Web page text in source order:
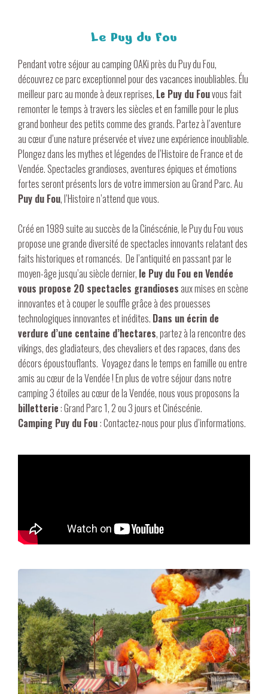
Le Puy du Fou
Pendant votreséjour au camping OAKi près du Puy du Fou,
découvrez ce parc exceptionnel pour des vacances inoubliables. Élu
meilleur parc au monde à deux reprises, Le Puy du Fouvous fait
remonter le temps à travers les siècles et en famille pour le plus
grand bonheur des petits comme des grands. Partez à l’aventure
au cœur d’une nature préservée et vivez une expérience inoubliable.
Plongez dans les mythes et légendes de l’Histoire de France et de
Vendée. Spectacles grandioses, aventures épiques et émotions
fortes seront présents lors de votre immersion au Grand Parc. Au
Puy du Fou, l’Histoire n’attend que vous.
Créé en 1989 suite ausuccès de la Cinéscénie, le Puy du Fouvous
propose une grande diversité de spectacles innovants relatant des
faits historiques et romancés. De l’antiquité en passant par le
moyen-âge jusqu’au siècle dernier, le Puy du Fou en Vendée
vous propose 20 spectacles grandioses aux mises en scène
innovantes et à couper le souffle grâce à des prouesses
technologiques innovantes et inédites. Dans un écrin de
verdure d’une centaine d’hectares, partez à la rencontre des
vikings, des gladiateurs, des chevaliers et des rapaces, dans des
décors époustouflants. Voyagez dans le temps en famille ou entre
amis au cœur de la Vendée ! En plus de votre séjour dans notre
camping 3 étoiles au cœur de la Vendée, nous vous proposons la
billetterie: Grand Parc 1, 2 ou 3 jours et Cinéscénie.
Camping Puy du Fou: Contactez-nous pour plus d’informations.